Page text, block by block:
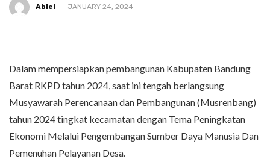
Abiel JANUARY 24, 2024
Dalam mempersiapkan pembangunan Kabupaten Bandung
Barat RKPD tahun 2024, saat ini tengah berlangsung
Musyawarah Perencanaan dan Pembangunan (Musrenbang)
tahun 2024 tingkat kecamatan dengan Tema Peningkatan
Ekonomi Melalui Pengembangan Sumber Daya Manusia Dan
Pemenuhan Pelayanan Desa.